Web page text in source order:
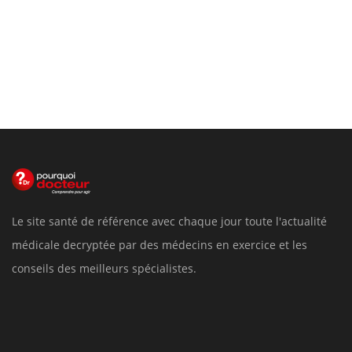
Le site santé de référence avec chaque jour toute l'actualité
médicale decryptée par des médecins en exercice et les
conseils des meilleurs spécialistes.